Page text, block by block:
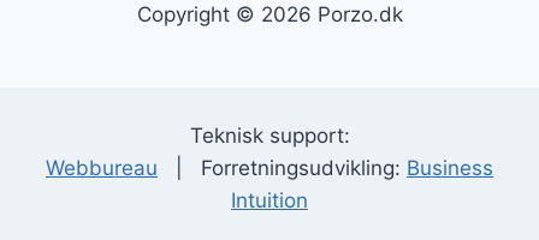
Copyright © 2026 Porzo.dk
Teknisk support:
Webbureau | Forretningsudvikling: Business
Intuition